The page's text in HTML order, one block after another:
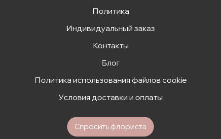
Политика
Индивидуальный заказ
Контакты
Блог
Политика использования файлов cookie
Условия доставки и оплаты
Спросить флориста